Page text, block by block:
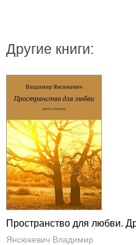
Другие книги:
Пространство для любви.
Янсюкевич Владимир